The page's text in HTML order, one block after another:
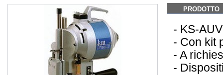
PRODOTTO
- KS-
- Con kit
- A
-